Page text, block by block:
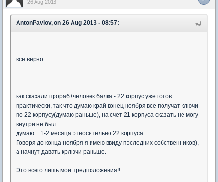
26 Aug 2013
AntonPavlov, on 26 Aug 2013 - 08:57:
все верно.
как сказали прораб+человек балка - 22 корпус уже готов
практически, так что думаю край конец ноября все получат ключи
по 22 корпусу(думаю раньше), на счет 21 корпуса сказать не могу
внутри не был.
думаю + 1-2 месяца относительно 22 корпуса.
Говоря до конца ноября я имею ввиду последних собственников),
а начнут давать крлючи раньше.
Это всего лишь мои предположения!!